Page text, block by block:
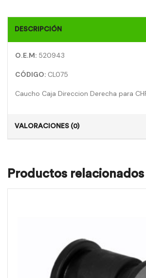
DESCRIPCIÓN
O.E.M: 520943
CÓDIGO: CL075
Caucho Caja Direccion Derecha para
VALORACIONES (0)
Productos relacionados